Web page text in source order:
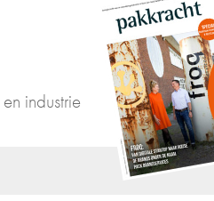
industrie